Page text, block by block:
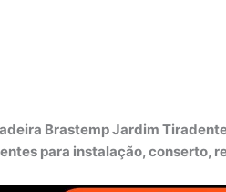
Brastemp Jardim
para instalação, conserto,